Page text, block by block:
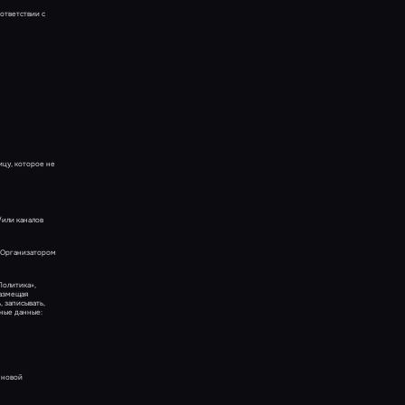
с
которое не
каналов
данные:
новой